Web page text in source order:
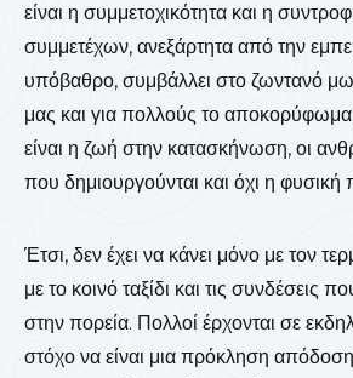
είναι η συμμετοχικότητα και η
συμμετέχων, ανεξάρτητα από την
υπόβαθρο, συμβάλλει στο ζωντανό
μας και για πολλούς το
είναι η ζωή στην κατασκήνωση, οι
που δημιουργούνται και όχι η φυσική
Έτσι, δεν έχει να κάνει μόνο με τον
με το κοινό ταξίδι και τις συνδέσεις
στην πορεία. Πολλοί έρχονται σε
στόχο να είναι μια πρόκληση